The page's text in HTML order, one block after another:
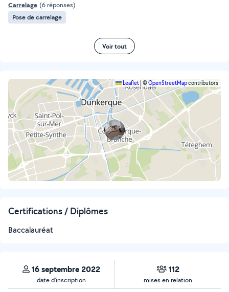
Carrelage (6 réponses)
Pose de carrelage
Voir tout
Leaflet ©OpenStreetMapcontributors
Certifications / Diplômes
Baccalauréat
16 septembre 2022
date d’inscription
112
mises en relation